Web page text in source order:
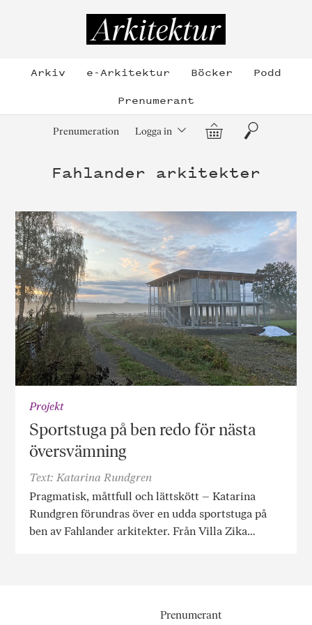
Arkiv e-Arkitektur Böcker
Podd
Prenumerant
Prenumeration Logga in Varukorg
Sök
Fahlander arkitekter
Projekt
Sportstuga på ben redo för nästa
översvämning
Text: Katarina Rundgren
Pragmatisk, måttfull och lättskött – Katarina
Rundgren förundras över en udda sportstuga på
ben av Fahlander arkitekter. Från Villa Zika…
Prenumerant